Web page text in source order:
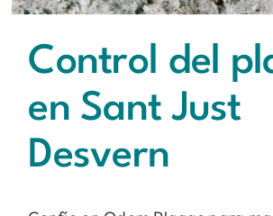
Contacto
BUSCAR:
Control del
en Sant Just
Desvern